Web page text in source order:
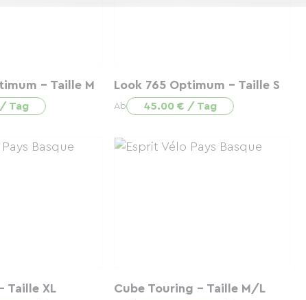
- Taille M
Tag
Look 765 Optimum - Taille S
Ab 45.00 € / Tag
Taille XL Cube Touring - Taille M/L